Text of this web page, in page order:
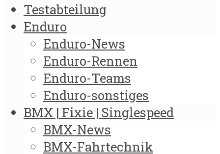
Testabteilung
Enduro
Enduro-News
Enduro-Rennen
Enduro-Teams
Enduro-sonstiges
BMX | Fixie | Singlespeed
BMX-News
BMX-Fahrtechnik